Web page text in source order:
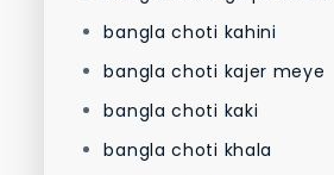
bangla choti kahini
bangla choti kajer meye
bangla choti kaki
bangla choti khala